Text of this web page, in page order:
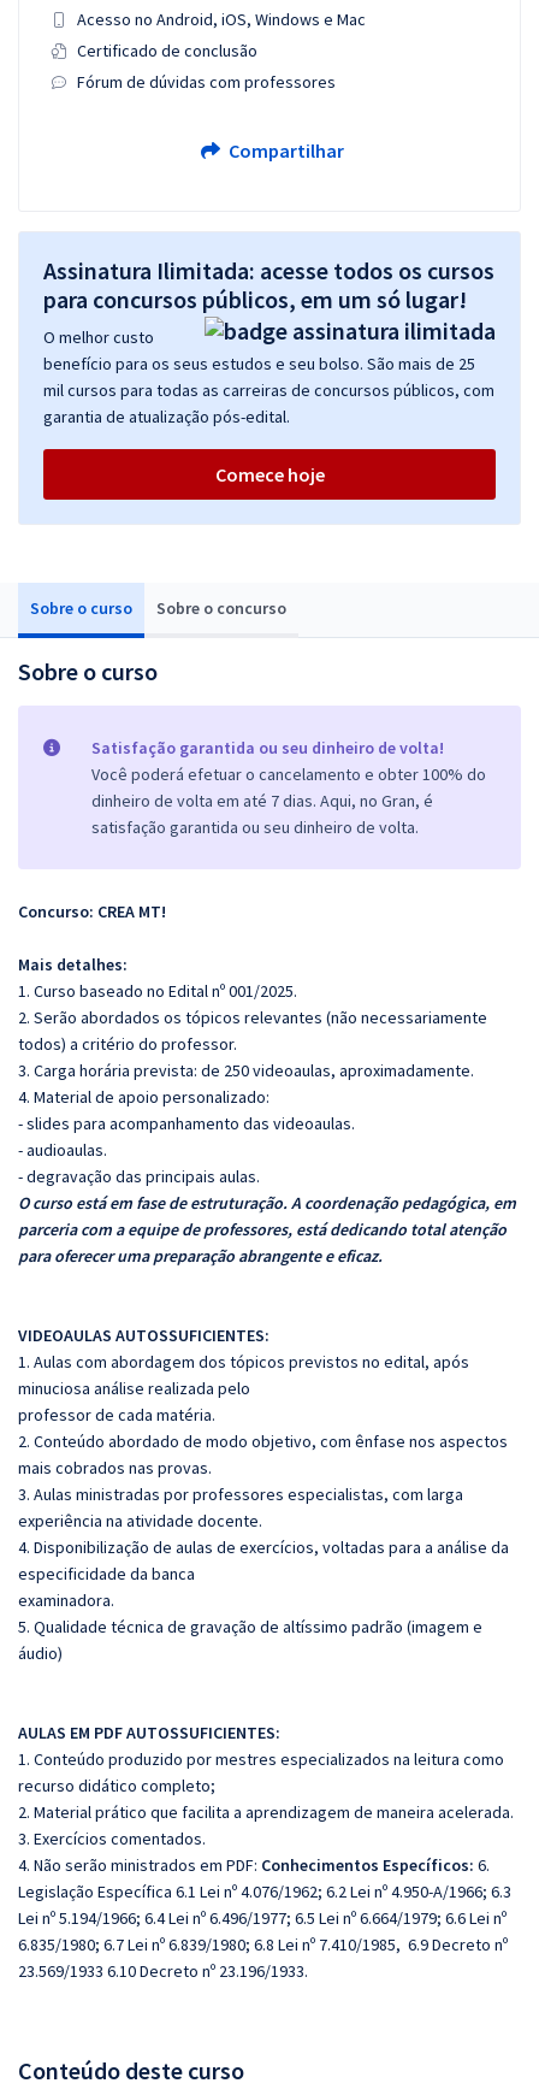
Sobre o curso Sobre o concurso
Sobre o curso
Satisfação garantida ou seu dinheiro de volta!
Você poderá efetuar o cancelamento e obter 100% do
dinheiro de volta em até 7 dias. Aqui, no Gran, é
satisfação garantida ou seu dinheiro de volta.
Concurso: CREA MT!
Mais detalhes:
1. Curso baseado no Edital nº 001/2025.
2. Serão abordados os tópicos relevantes (não necessariamente
todos) a critério do professor.
3. Carga horária prevista: de 250 videoaulas, aproximadamente.
4. Material de apoio personalizado:
- slides para acompanhamento das videoaulas.
- audioaulas.
- degravação das principais aulas.
O curso está em fase de estruturação. A coordenação pedagógica, em
parceria com a equipe de professores, está dedicando total atenção
para oferecer uma preparação abrangente e eficaz.
VIDEOAULAS AUTOSSUFICIENTES:
1. Aulas com abordagem dos tópicos previstos no edital, após
minuciosa análise realizada pelo
professor de cada matéria.
2. Conteúdo abordado de modo objetivo, com ênfase nos aspectos
mais cobrados nas provas.
3. Aulas ministradas por professores especialistas, com larga
experiência na atividade docente.
4. Disponibilização de aulas de exercícios, voltadas para a análise da
especificidade da banca
examinadora.
5. Qualidade técnica de gravação de altíssimo padrão (imagem e
áudio)
AULAS EM PDF AUTOSSUFICIENTES:
1. Conteúdo produzido por mestres especializados na leitura como
recurso didático completo;
2. Material prático que facilita a aprendizagem de maneira acelerada.
3. Exercícios comentados.
4. Não serão ministrados em PDF: Conhecimentos Específicos: 6.
Legislação Específica 6.1 Lei nº 4.076/1962; 6.2 Lei nº 4.950-A/1966; 6.3
Lei nº 5.194/1966; 6.4 Lei nº 6.496/1977; 6.5 Lei nº 6.664/1979; 6.6 Lei nº
6.835/1980; 6.7 Lei nº 6.839/1980; 6.8 Lei nº 7.410/1985, 6.9 Decreto nº
23.569/1933 6.10 Decreto nº 23.196/1933.
Conteúdo deste curso
Acesso no Android, iOS, Windows e Mac
Certificado de conclusão
Fórum de dúvidas com professores
Compartilhar
Assinatura Ilimitada: acesse todos os cursos
para concursos públicos, em um só lugar!
O melhor custo
benefício para os seus estudos e seu bolso. São mais de 25
mil cursos para todas as carreiras de concursos públicos, com
garantia de atualização pós-edital.
Comece hoje